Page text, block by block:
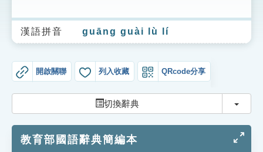
生字詞彙表
成語故事
索引選單
單字索引
漢語拼音 guāng guài lù lí
開啟關聯 列入收藏 QRcode分享
切換辭典 切換
教育部國語辭典簡編本